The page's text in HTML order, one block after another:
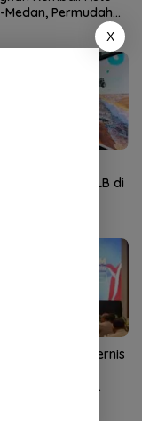
Medan, Permudah
ke Pulau
Guru Non-PLB di
Aceh Buka Rakernis
X